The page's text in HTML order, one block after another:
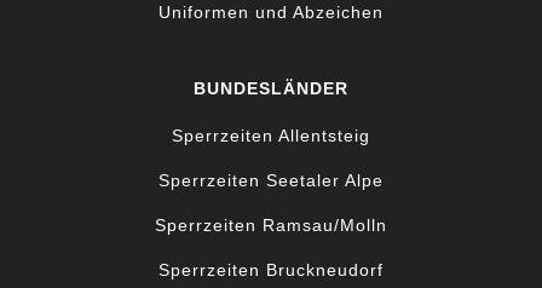
Uniformen und Abzeichen
BUNDESLÄNDER
Sperrzeiten Allentsteig
Sperrzeiten Seetaler Alpe
Sperrzeiten Ramsau/Molln
Sperrzeiten Bruckneudorf